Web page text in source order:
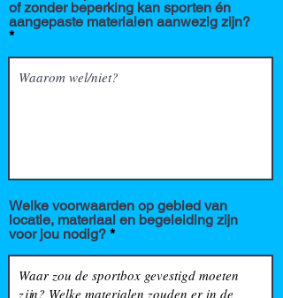
of zonder beperking kan sporten én
aangepaste materialen aanwezig zijn?
Welke voorwaarden op gebied van
locatie, materiaal en begeleiding zijn
voor jou nodig?